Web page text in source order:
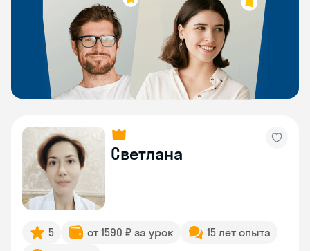
Светлана
5 от 1590 ₽ за урок
15 лет опыта